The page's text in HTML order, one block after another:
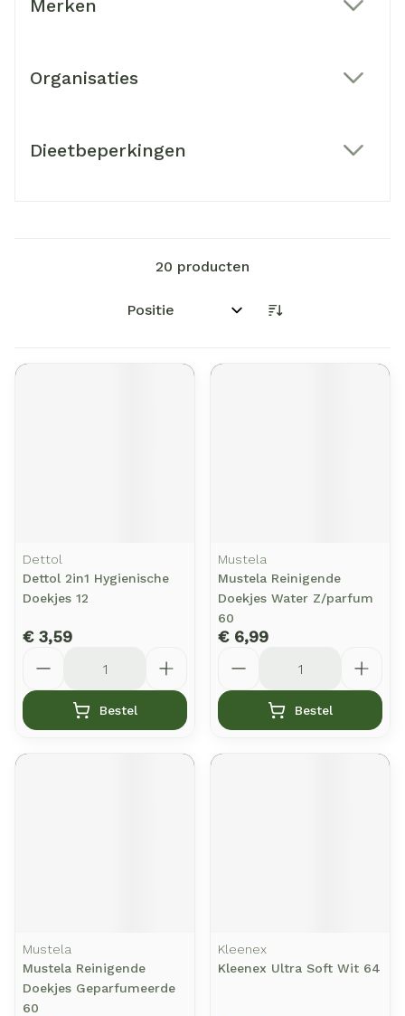
Merken
Organisaties
Dieetbeperkingen
20 producten
Sorteer op:
Dettol
Dettol 2in1 Hygienische
Doekjes 12
€ 3,59
Bestel
Mustela
Mustela Reinigende
Doekjes Water Z/parfum
60
€ 6,99
Bestel
Mustela
Mustela Reinigende
Doekjes Geparfumeerde
60
Kleenex
Kleenex Ultra Soft Wit 64